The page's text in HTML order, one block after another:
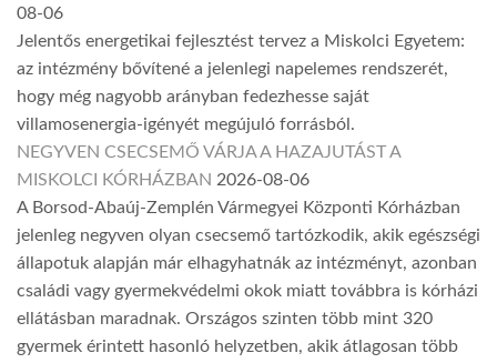
08-06
Jelentős energetikai fejlesztést tervez a Miskolci Egyetem:
az intézmény bővítené a jelenlegi napelemes rendszerét,
hogy még nagyobb arányban fedezhesse saját
villamosenergia-igényét megújuló forrásból.
NEGYVEN CSECSEMŐ VÁRJA A HAZAJUTÁST A
MISKOLCI KÓRHÁZBAN 2026-08-06
A Borsod-Abaúj-Zemplén Vármegyei Központi Kórházban
jelenleg negyven olyan csecsemő tartózkodik, akik egészségi
állapotuk alapján már elhagyhatnák az intézményt, azonban
családi vagy gyermekvédelmi okok miatt továbbra is kórházi
ellátásban maradnak. Országos szinten több mint 320
gyermek érintett hasonló helyzetben, akik átlagosan több